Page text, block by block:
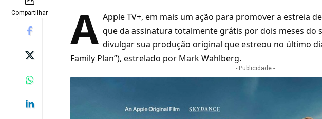
Compartilhar A Apple TV+, em mais um ação para promover a estreia
que da assinatura totalmente grátis por dois meses do
divulgar sua produção original que estreou no último dia
Family Plan”), estrelado por Mark Wahlberg.
- Publicidade -